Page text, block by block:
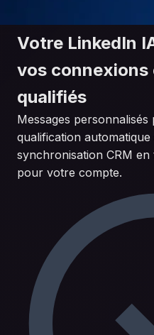
Votre LinkedIn I
vos connexions
qualifiés
Messages
qualification
synchronisation CRM
pour votre compte.